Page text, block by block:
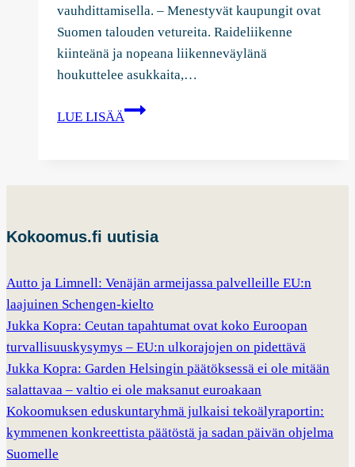
vauhdittamisella. – Menestyvät kaupungit ovat
Suomen talouden vetureita. Raideliikenne
kiinteänä ja nopeana liikenneväylänä
houkuttelee asukkaita,…
LUE LISÄÄ
Valtuustoryhmä
ja
Areenan
rahoittamiseksi
Kokoomus.fi uutisia
Autto ja Limnell: Venäjän armeijassa palvelleille EU:n
laajuinen Schengen-kielto
Jukka Kopra: Ceutan tapahtumat ovat koko Euroopan
turvallisuuskysymys – EU:n ulkorajojen on pidettävä
Jukka Kopra: Garden Helsingin päätöksessä ei ole mitään
salattavaa – valtio ei ole maksanut euroakaan
Kokoomuksen eduskuntaryhmä julkaisi tekoälyraportin:
kymmenen konkreettista päätöstä ja sadan päivän ohjelma
Suomelle